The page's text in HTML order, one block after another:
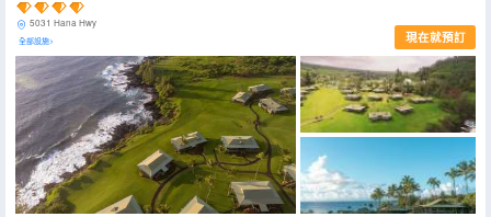
5031 Hana Hwy
全部設施> 現在就預訂